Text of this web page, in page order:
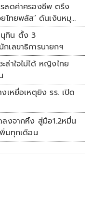
ลดค่าครองชีพ ตรึง
ไทยพลัส’ ดันเงินหมุน
นุทิน ตั้ง 3
กเลขาธิการนายกฯ
ล่าใจไม่ได้ หญิงไทย
เหยื่อเหตุยิง รร. เปิด
ลงจากหิ้ง สู่มือ1.2หมื่น
พิ่มทุกเดือน